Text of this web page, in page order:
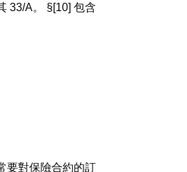
33/A。 §[10] 包含
要對保險合約的訂